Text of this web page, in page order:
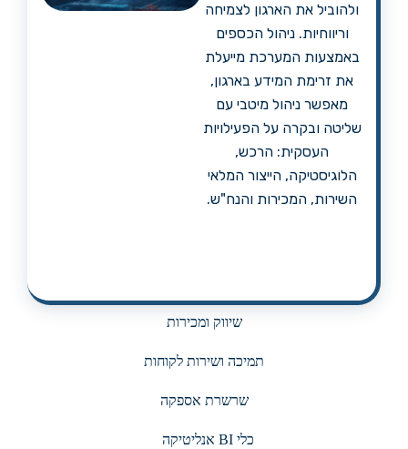
שיווק ומכירות
תמיכה ושירות לקוחות
שרשרת אספקה
כלי BI אנליטיקה
ולהוביל את הארגון לצמיחה
וריווחיות. ניהול הכספים
באמצעות המערכת מייעלת
את זרימת המידע בארגון,
מאפשר ניהול מיטבי עם
שליטה ובקרה על הפעילויות
העסקית: הרכש,
הלוגיסטיקה, הייצור המלאי
השירות, המכירות והנח"ש.